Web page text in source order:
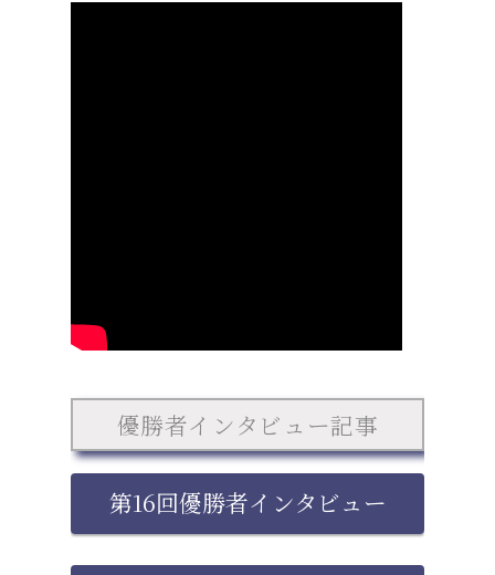
優勝者インタビュー記事
第16回優勝者インタビュー